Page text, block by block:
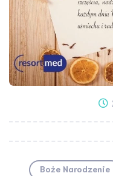
Boże Narodzenie